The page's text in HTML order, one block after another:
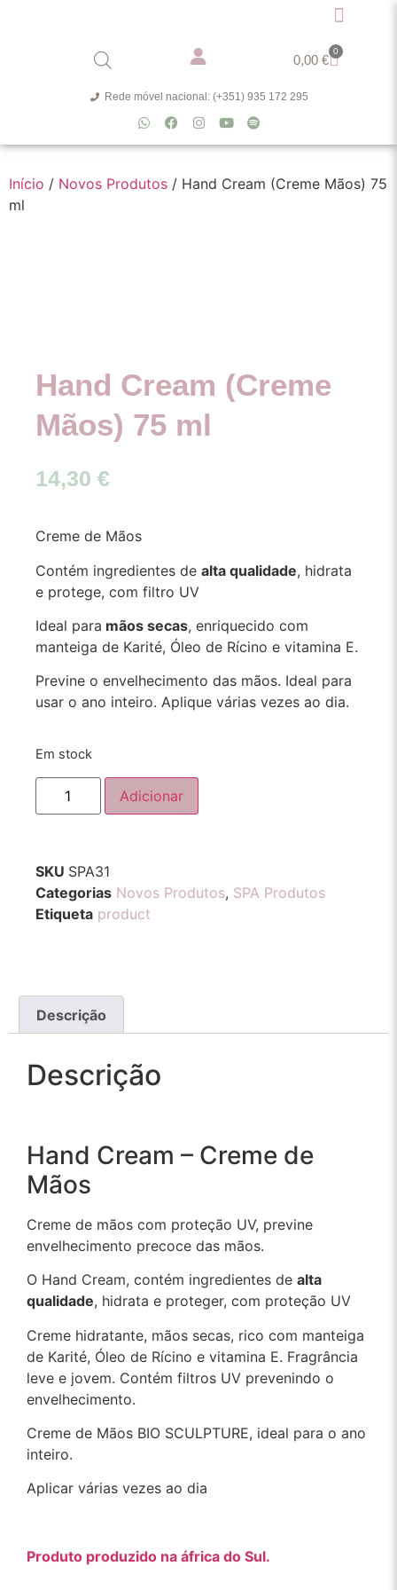
0,00€
0
Rede móvel nacional: (+351) 935 172 295
Início / Novos Produtos / Hand Cream (Creme Mãos) 75
ml
Hand Cream (Creme
Mãos) 75 ml
14,30 €
Creme de Mãos
Contém ingredientes de alta qualidade, hidrata
e protege, com filtro UV
Ideal para mãos secas, enriquecido com
manteiga de Karité, Óleo de Rícino e vitamina E.
Previne o envelhecimento das mãos. Ideal para
usar o ano inteiro. Aplique várias vezes ao dia.
Em stock
Adicionar
SKU SPA31
Categorias Novos Produtos, SPA Produtos
Etiqueta product
Descrição
Descrição
Hand Cream – Creme de
Mãos
Creme de mãos com proteção UV, previne
envelhecimento precoce das mãos.
O Hand Cream, contém ingredientes de alta
qualidade, hidrata e proteger, com proteção UV
Creme hidratante, mãos secas, rico com manteiga
de Karité, Óleo de Rícino e vitamina E. Fragrância
leve e jovem. Contém filtros UV prevenindo o
envelhecimento.
Creme de Mãos BIO SCULPTURE, ideal para o ano
inteiro.
Aplicar várias vezes ao dia
Produto produzido na áfrica do Sul.